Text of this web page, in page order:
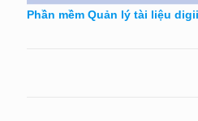
Phần mềm Quản lý tài liệu